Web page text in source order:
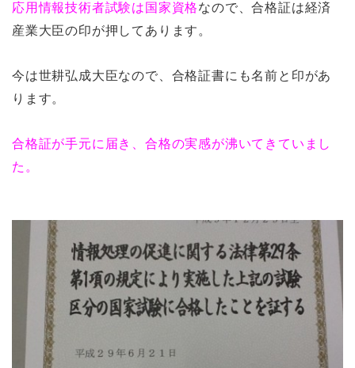
応用情報技術者試験は国家資格なので、合格証は経済
産業大臣の印が押してあります。
今は世耕弘成大臣なので、合格証書にも名前と印があ
ります。
合格証が手元に届き、合格の実感が沸いてきていまし
た。